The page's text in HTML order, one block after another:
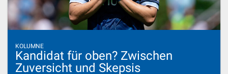
KOLUMNE
Kandidat für oben? Zwischen
Zuversicht und Skepsis